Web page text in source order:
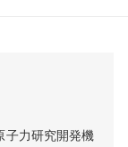
子力研究開発機